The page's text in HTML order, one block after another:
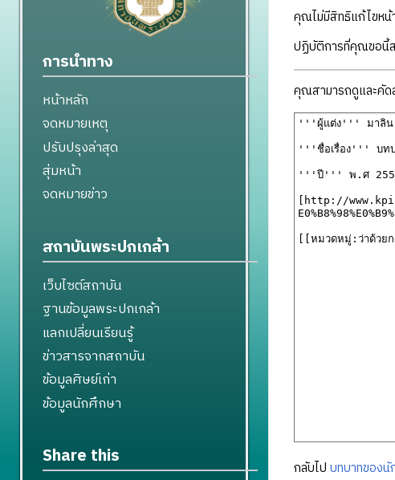
คุณไม่มีสิทธิแก้ไขหน้
ปฏิบัติการที่คุณขอนี้ส
คุณสามารถดูและคั
กลับไป บทบาทของนั
การนำทาง
หน้าหลัก
จดหมายเหตุ
ปรับปรุงล่าสุด
สุ่มหน้า
จดหมายข่าว
สถาบันพระปกเกล้า
เว็บไซต์สถาบัน
ฐานข้อมูลพระปกเกล้า
แลกเปลี่ยนเรียนรู้
ข่าวสารจากสถาบัน
ข้อมูลศิษย์เก่า
ข้อมูลนักศึกษา
Share this